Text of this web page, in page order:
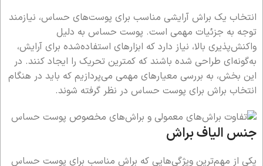
انتخاب یک براش آرایشی مناسب برای پوست‌های حساس، نیازمند
توجه به جزئیات مهمی است. پوست حساس به دلیل
واکنش‌پذیری بالا، نیاز دارد که ابزارهای استفاده‌شده برای آرایش،
به‌گونه‌ای طراحی شده باشند که کمترین تحریک را ایجاد کنند. در
این بخش، به بررسی معیارهای مهمی می‌پردازیم که باید در هنگام
انتخاب براش برای پوست حساس در نظر گرفته شوند.
جنس الیاف براش
یکی از مهم‌ترین ویژگی‌هایی که براش مناسب برای پوست حساس